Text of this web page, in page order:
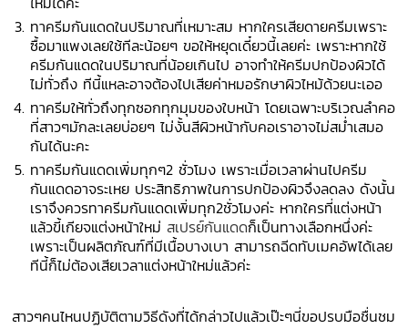
ทาครีมกันแดดในปริมาณที่เหมาะสม หากใครเสียดายครีมเพราะ
ซื้อมาแพงเลยใช้ทีละน้อยๆ ขอให้หยุดเดี๋ยวนี้เลยค่ะ เพราะหากใช้
ครีมกันแดดในปริมาณที่น้อยเกินไป อาจทำให้ครีมปกป้องผิวได้
ไม่ทั่วถึง ทีนี้แหละอาจต้องไปเสียค่าหมอรักษาผิวไหม้ด้วยนะเออ
ทาครีมให้ทั่วถึงทุกซอกทุกมุมของใบหน้า โดยเฉพาะบริเวณลำคอ
ที่สาวๆมักละเลยบ่อยๆ ไม่งั้นสีผิวหน้ากับคอเราอาจไม่สม่ำเสมอ
กันได้นะคะ
ทาครีมกันแดดเพิ่มทุกๆ2 ชั่วโมง เพราะเมื่อเวลาผ่านไปครีม
กันแดดอาจระเหย ประสิทธิภาพในการปกป้องผิวจึงลดลง ดังนั้น
เราจึงควรทาครีมกันแดดเพิ่มทุก2ชั่วโมงค่ะ หากใครที่แต่งหน้า
แล้วขี้เกียจแต่งหน้าใหม่สเปรย์กันแดดก็เป็นทางเลือกหนึ่งค่ะ
เพราะเป็นผลิตภัณฑ์ที่มีเนื้อบางเบา สามารถฉีดทับเมคอัพได้เลย
ทีนี้ก็ไม่ต้องเสียเวลาแต่งหน้าใหม่แล้วค่ะ
สาวๆคนไหนปฏิบัติตามวิธีดังที่ได้กล่าวไปแล้วเป๊ะๆนี่ขอปรบมือชื่นชม